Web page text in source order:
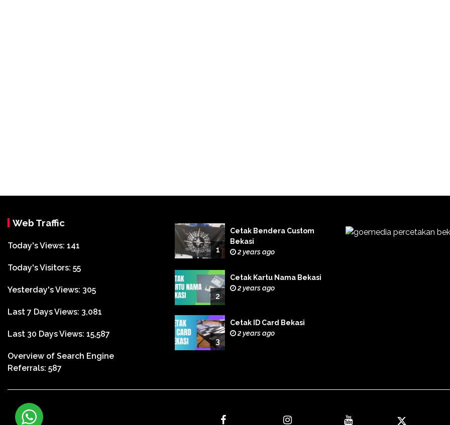
Web Traffic
Today's Views: 141
Today's Visitors: 55
Yesterday's Views: 305
Last 7 Days Views: 3,081
Last 30 Days Views: 15,587
Overview of Search Engine
Referrals: 587
1
Cetak Bendera Custom
Bekasi
2 years ago
2
Cetak Kartu Nama Bekasi
2 years ago
3
Cetak ID Card Bekasi
2 years ago